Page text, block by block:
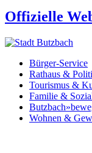
Offizielle
Bürger-Service
Rathaus &
Tourismus &
Familie &
Wohnen &